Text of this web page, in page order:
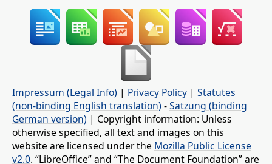
Impressum (Legal Info) | Privacy Policy | Statutes
(non-binding English translation) -Satzung (binding
German version) | Copyright information: Unless
otherwise specified, all text and images on this
website are licensed under the Mozilla Public License
v2.0. “LibreOffice” and “The Document Foundation” are